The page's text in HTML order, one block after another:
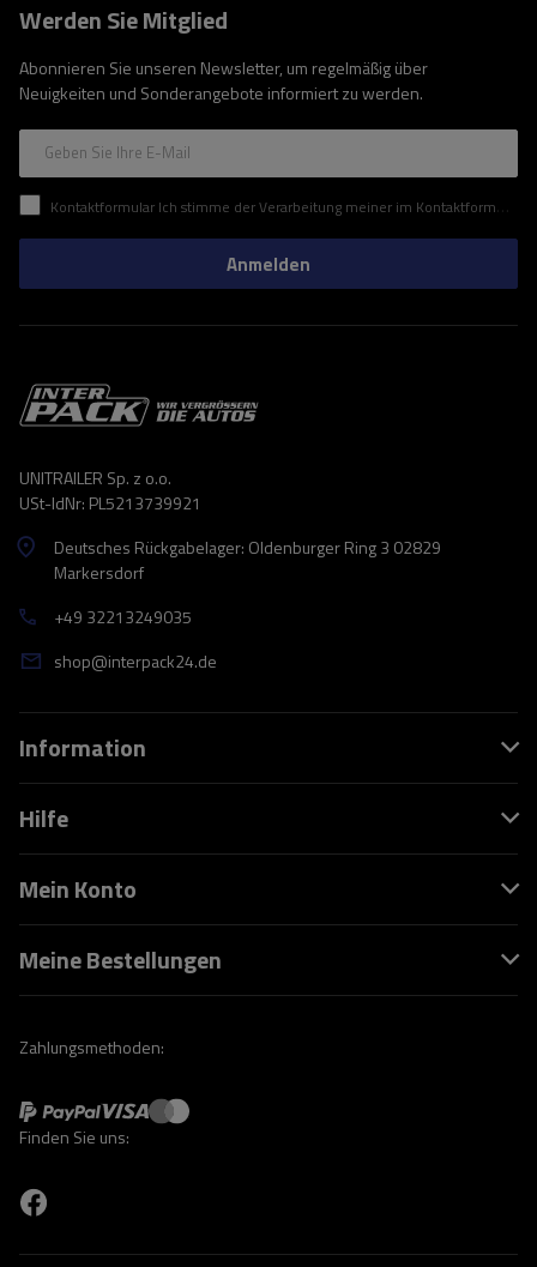
Werden Sie Mitglied
Abonnieren Sie unseren Newsletter, um regelmäßig über
Neuigkeiten und Sonderangebote informiert zu werden.
Geben Sie Ihre E-Mail
Kontaktformular Ich stimme der Verarbeitung meiner im Kontaktformular enthaltenen personenbezogenen Daten gemäß der Verordnung (EU) des Europäischen Parlaments und des Rates zu.
Anmelden
UNITRAILER Sp. z o.o.
USt-IdNr: PL5213739921
Deutsches Rückgabelager: Oldenburger Ring 3 02829
Markersdorf
+49 32213249035
shop@interpack24.de
Information
Hilfe
Mein Konto
Meine Bestellungen
Zahlungsmethoden:
Finden Sie uns: